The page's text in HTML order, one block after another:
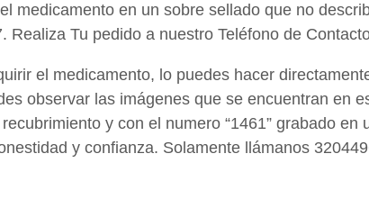
medicamento en un sobre sellado que no
Realiza Tu pedido a nuestro Teléfono de
el medicamento, lo puedes hacer
observar las imágenes que se encuentran en
y con el numero “1461” grabado
y confianza. Solamente llámanos